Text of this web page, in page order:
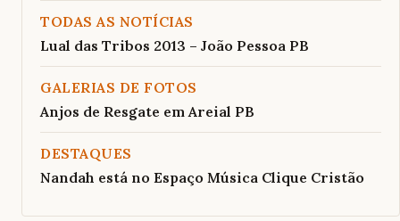
TODAS AS NOTÍCIAS
Lual das Tribos 2013 – João Pessoa PB
GALERIAS DE FOTOS
Anjos de Resgate em Areial PB
DESTAQUES
Nandah está no Espaço Música Clique Cristão